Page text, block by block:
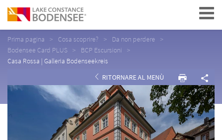
Navigation
Prima pagina Cosa scoprire?
Da non perdere
Bodensee Card PLUS
BCP Escursioni
Casa Rossa | Galleria Bodenseekreis
RITORNARE AL MENÙ